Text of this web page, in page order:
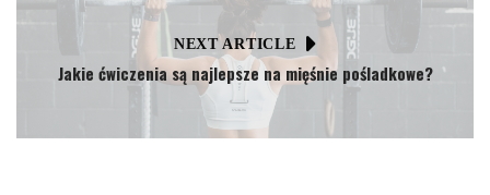
NEXT ARTICLE
Jakie ćwiczenia są najlepsze na mięśnie pośladkowe?